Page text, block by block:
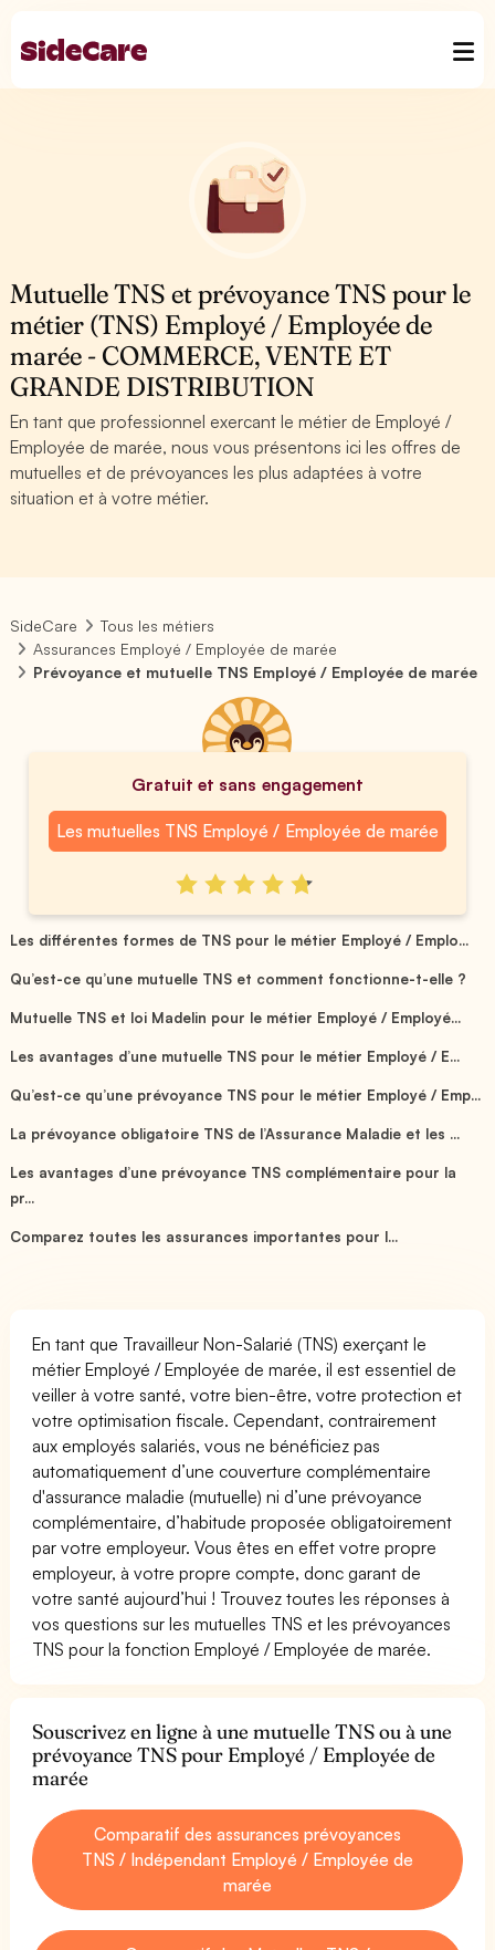
Mutuelle TNS et prévoyance TNS pour le
métier (TNS) Employé / Employée de
marée - COMMERCE, VENTE ET
GRANDE DISTRIBUTION
En tant que professionnel exercant le métier de Employé /
Employée de marée, nous vous présentons ici les offres de
mutuelles et de prévoyances les plus adaptées à votre
situation et à votre métier.
SideCare
Tous les métiers
Assurances Employé / Employée de marée
Prévoyance et mutuelle TNS Employé / Employée de marée
Gratuit et sans engagement
Les mutuelles TNS Employé / Employée de marée
Les différentes formes de TNS pour le métier Employé / Emplo...
Qu’est-ce qu’une mutuelle TNS et comment fonctionne-t-elle ?
Mutuelle TNS et loi Madelin pour le métier Employé / Employé...
Les avantages d’une mutuelle TNS pour le métier Employé / E...
Qu’est-ce qu’une prévoyance TNS pour le métier Employé / Emp...
La prévoyance obligatoire TNS de l’Assurance Maladie et les ...
Les avantages d’une prévoyance TNS complémentaire pour la
pr...
Comparez toutes les assurances importantes pour l...
En tant que Travailleur Non-Salarié (TNS) exerçant le
métier Employé / Employée de marée, il est essentiel de
veiller à votre santé, votre bien-être, votre protection et
votre optimisation fiscale. Cependant, contrairement
aux employés salariés, vous ne bénéficiez pas
automatiquement d’une couverture complémentaire
d'assurance maladie (mutuelle) ni d’une prévoyance
complémentaire, d’habitude proposée obligatoirement
par votre employeur. Vous êtes en effet votre propre
employeur, à votre propre compte, donc garant de
votre santé aujourd’hui ! Trouvez toutes les réponses à
vos questions sur les mutuelles TNS et les prévoyances
TNS pour la fonction Employé / Employée de marée.
Souscrivez en ligne à une mutuelle TNS ou à une
prévoyance TNS pour Employé / Employée de
marée
Comparatif des assurances prévoyances
TNS / Indépendant Employé / Employée de
marée